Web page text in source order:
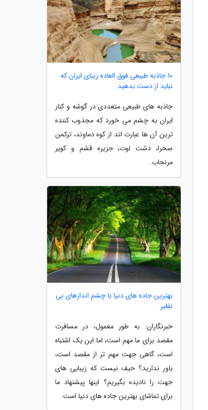
10 جاذبه طبیعی فوق العاده زیبای ایران که
نباید از دست بدهید
جاذبه های طبیعی متعددی در گوشه و کنار
ایران به چشم می خورد که مجذوب کننده
ترین آن ها عبارت اند از کوه دماوند، ترکمن
صحرا، دشت لوت، جزیره قشم و کویر
مرنجاب.
بهترین جاده های دنیا با چشم اندازهای بی
نظیر
خبرنگاران: به طور معمول، در مسافرت
مقصد برای ما مهم است، اما این یک اشتباه
است، گاهی جهت مهم تر از مقصد است،
باور ندارید؟ حیف نیست که زیبایی های
جهت را نادیده بگیریم؟ اینها پیشنهاد ما
برای تماشای بهترین جاده های دنیا است.